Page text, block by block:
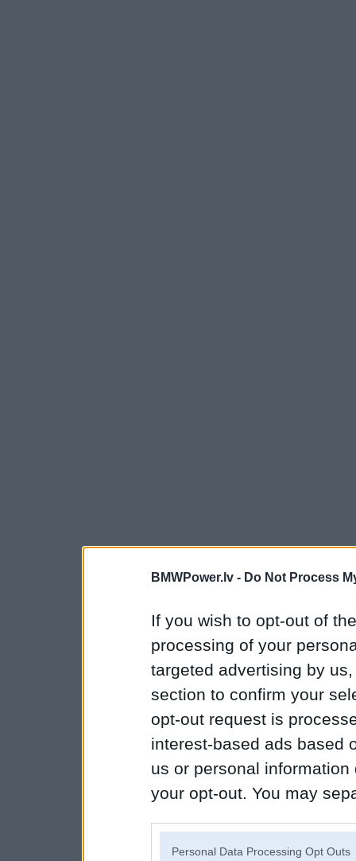
BMWPower.lv - Do Not Process
If you wish to opt-out of
processing of your
targeted advertising by
section to confirm your
opt-out request is
interest-based ads based
us or personal
your opt-out. You may
Personal Data Processing Opt Outs